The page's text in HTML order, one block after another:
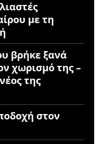
με τη
βρήκε ξανά
χωρισμό της –
της
στον